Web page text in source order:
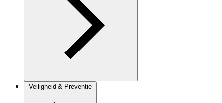
Veiligheid & Preventie